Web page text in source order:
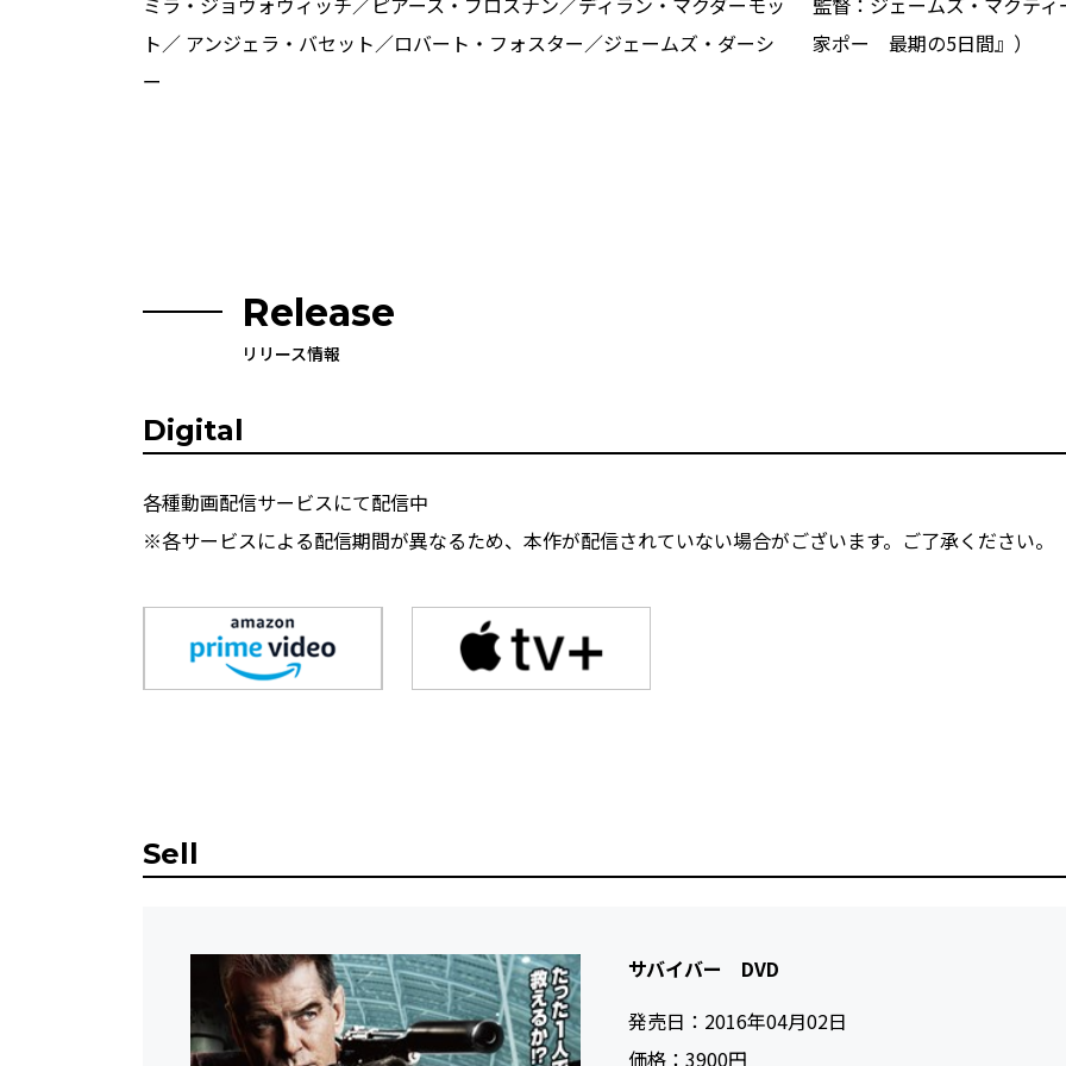
ト／ アンジェラ・バセット／ロバート・フォスター／ジェームズ・ダーシ
ー
家ポー 最期の5日間』）
Release
リリース情報
Digital
各種動画配信サービスにて配信中
※各サービスによる配信期間が異なるため、本作が配信されていない場合がございます。ご了承ください。
Sell
サバイバー DVD
発売日： 2016年04月02日
価格： 3900円